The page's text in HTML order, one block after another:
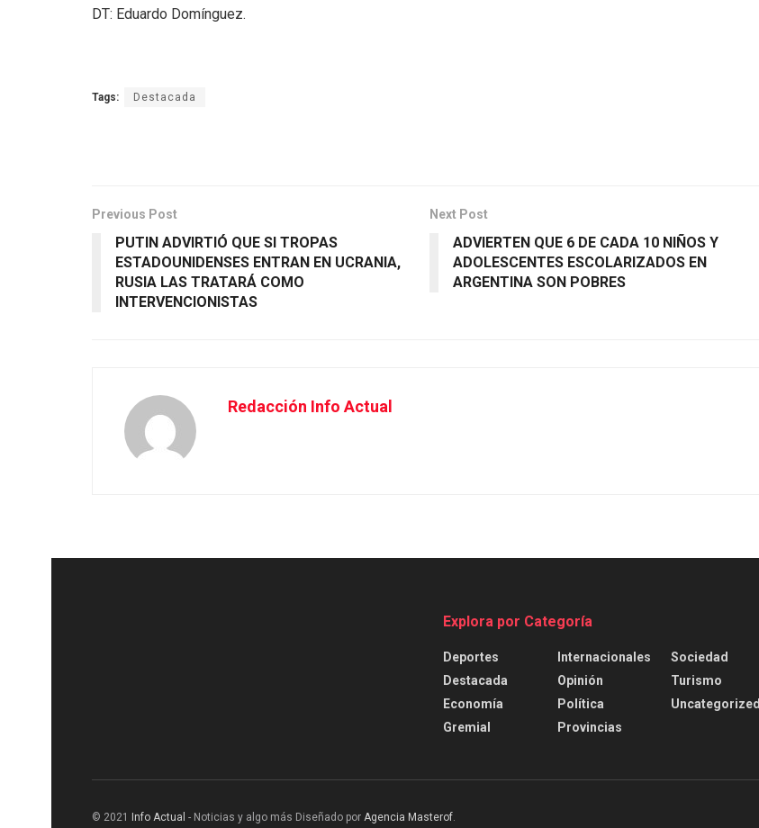
DT: Eduardo Domínguez.
Tags: Destacada
Previous Post
PUTIN ADVIRTIÓ QUE SI TROPAS
ESTADOUNIDENSES ENTRAN EN UCRANIA,
RUSIA LAS TRATARÁ COMO
INTERVENCIONISTAS
Next Post
ADVIERTEN QUE 6 DE CADA 10 NIÑOS Y
ADOLESCENTES ESCOLARIZADOS EN
ARGENTINA SON POBRES
Redacción Info Actual
Explora por Categoría
Deportes
Destacada
Economía
Gremial
Internacionales
Opinión
Política
Provincias
Sociedad
Turismo
Uncategorized
© 2021 Info Actual - Noticias y algo más Diseñado por Agencia Masterof